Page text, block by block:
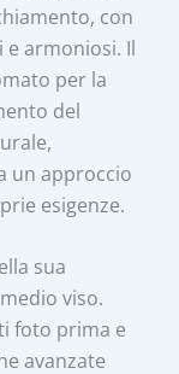
con
armoniosi. Il
per la
del
un approccio
esigenze.
sua
viso.
foto prima e
avanzate